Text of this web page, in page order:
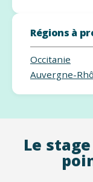
Régions à
Occitanie
Auvergne-
Le